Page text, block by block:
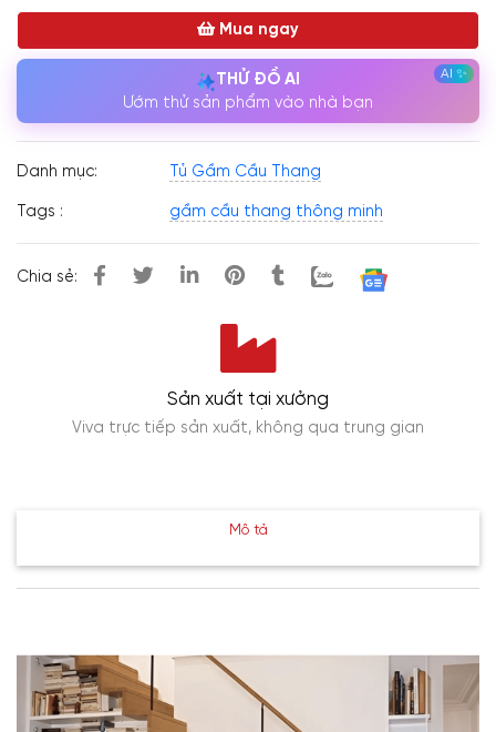
Mua ngay
THỬ ĐỒ AI
Ướm thử sản phẩm vào nhà bạn
Danh mục: Tủ Gầm Cầu Thang
Tags : gầm cầu thang thông minh
Chia sẻ:
Sản xuất tại xưởng
Viva trực tiếp sản xuất, không qua trung gian
Mô tả